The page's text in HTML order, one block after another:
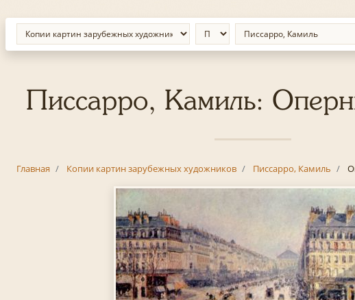
Писсарро, Камиль:
Главная Копии картин зарубежных художников Писсарро, Камиль